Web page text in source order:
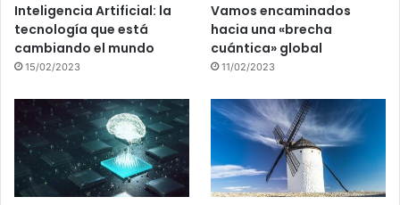
Inteligencia Artificial: la
tecnología que está
cambiando el mundo
15/02/2023
Vamos encaminados
hacia una «brecha
cuántica» global
11/02/2023